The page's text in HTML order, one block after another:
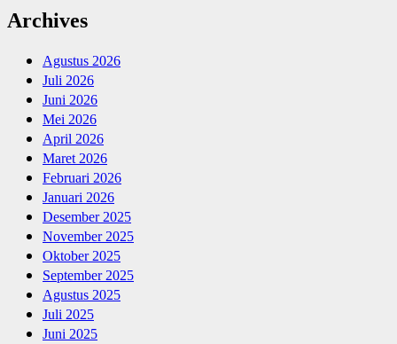
Archives
Agustus 2026
Juli 2026
Juni 2026
Mei 2026
April 2026
Maret 2026
Februari 2026
Januari 2026
Desember 2025
November 2025
Oktober 2025
September 2025
Agustus 2025
Juli 2025
Juni 2025